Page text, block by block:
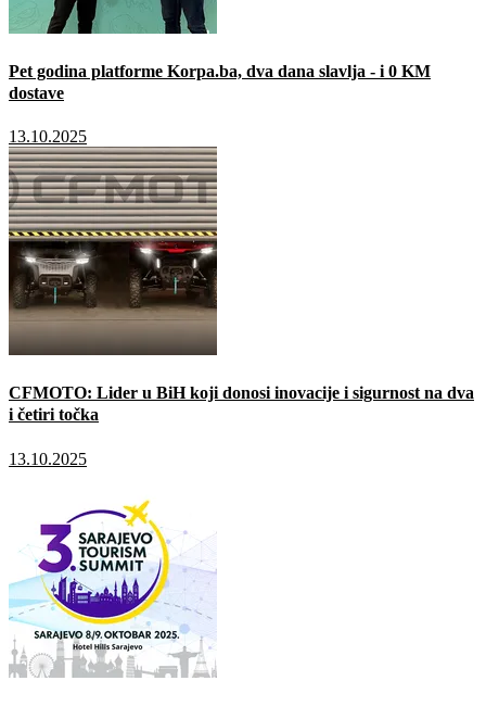
Pet godina platforme Korpa.ba, dva dana slavlja - i 0 KM
dostave
13.10.2025
CFMOTO: Lider u BiH koji donosi inovacije i sigurnost na dva
i četiri točka
13.10.2025